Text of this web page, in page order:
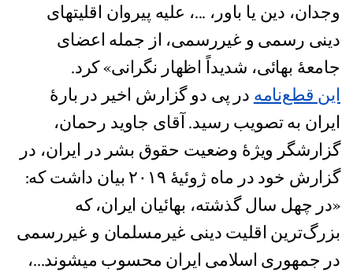
وجدان، دین یا باور، ...، علیه پیروان اقلیتهای
دینی رسمی و غیررسمی، از جمله اعضای
جامعۀ بهائی، شدیداً اظهار نگرانی» کرد.
این قطع‌نامه در پی دو گزارش اخیر در بارۀ
ایران به تصویب رسید. آقای جاوید رحمان،
گزارشگر ویژۀ وضعیت حقوق بشر در ایران، در
گزارش خود در ماه ژوئیۀ ۲۰۱۹ بیان داشت که:
«در چهل سال گذشته، بهائیان ایران، که
بزرگ‌ترین اقلیت دینی غیرمسلمان و غیررسمی
در جمهوری اسلامی ایران محسوب میشوند...،